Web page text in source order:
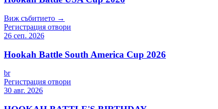
Виж събитието →
Регистрация отвори
26 сеп. 2026
Hookah Battle South America Cup 2026
br
Регистрация отвори
30 авг. 2026